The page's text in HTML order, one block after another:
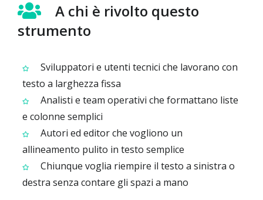
A chi è rivolto questo
strumento
Sviluppatori e utenti tecnici che lavorano con
testo a larghezza fissa
Analisti e team operativi che formattano liste
e colonne semplici
Autori ed editor che vogliono un
allineamento pulito in testo semplice
Chiunque voglia riempire il testo a sinistra o
destra senza contare gli spazi a mano